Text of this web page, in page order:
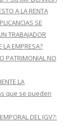
A LA RENTA
SE
TRABAJADOR
LA EMPRESA?
PATRIMONIAL NO
LA
que se pueden
DEL IGV?: